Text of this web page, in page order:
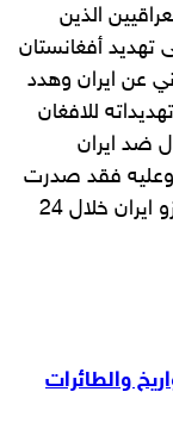
الذين
أفغانستان
عن ايران وهدد
للافغان
ضد ايران
فقد صدرت
تهديدات أفغانية مقابلة من انها تستطيع غزو ايران خلال 24
والطائرات